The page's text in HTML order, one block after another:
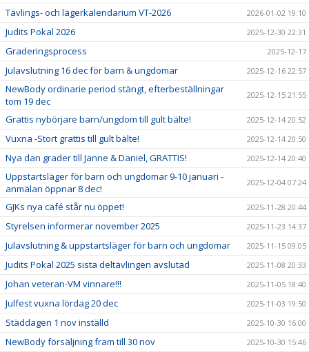
Tävlings- och lägerkalendarium VT-2026 2026-01-02 19:10
Judits Pokal 2026 2025-12-30 22:31
Graderingsprocess 2025-12-17
Julavslutning 16 dec för barn & ungdomar 2025-12-16 22:57
NewBody ordinarie period stängt, efterbeställningar
tom 19 dec
2025-12-15 21:55
Grattis nybörjare barn/ungdom till gult bälte! 2025-12-14 20:52
Vuxna -Stort grattis till gult bälte! 2025-12-14 20:50
Nya dan grader till Janne & Daniel, GRATTIS! 2025-12-14 20:40
Uppstartsläger för barn och ungdomar 9-10 januari -
anmälan öppnar 8 dec!
2025-12-04 07:24
GJKs nya café står nu öppet! 2025-11-28 20:44
Styrelsen informerar november 2025 2025-11-23 14:37
Julavslutning & uppstartsläger för barn och ungdomar 2025-11-15 09:05
Judits Pokal 2025 sista deltävlingen avslutad 2025-11-08 20:33
Johan veteran-VM vinnare!!! 2025-11-05 18:40
Julfest vuxna lördag 20 dec 2025-11-03 19:50
Städdagen 1 nov inställd 2025-10-30 16:00
NewBody försäljning fram till 30 nov 2025-10-30 15:46